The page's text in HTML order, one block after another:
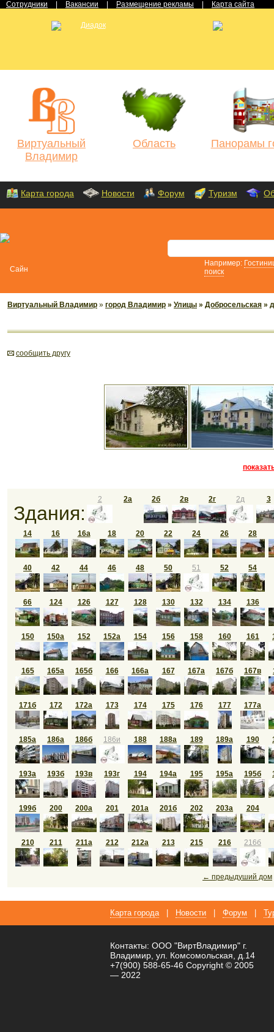
Сотрудники Вакансии Размещение рекламы Карта сайта
Виртуальный
Владимир
Область Панорамы
Карта города Новости Форум Туризм
Например:
поиск
Виртуальный Владимир » город Владимир » Улицы » Добросельская »
cообщить другу
Здания:
2 2а 2б 2в 2г 2д 3
14 16 16а 18 20 22 24 26 28
40 42 44 46 48 50 51 52 54
66 124 126 127 128 130 132 134 136
150 150а 152 152а 154 156 158 160 161
165 165а 165б 166 166а 167 167а 167б 167в
171б 172 172а 173 174 175 176 177 177а
185а 186а 186б 186и 188 188а 189 189а 190
193а 193б 193в 193г 194 194а 195 195а 195б
199б 200 200а 201 201а 201б 202 203а 204
210 211 211а 212 212а 213 215 216 216б
← предыдуший дом
Карта города Новости Форум
Контакты: ООО "ВиртВладимир" г.
Владимир, ул. Комсомольская, д.14
+7(900) 588-65-46 Copyright © 2005
— 2022